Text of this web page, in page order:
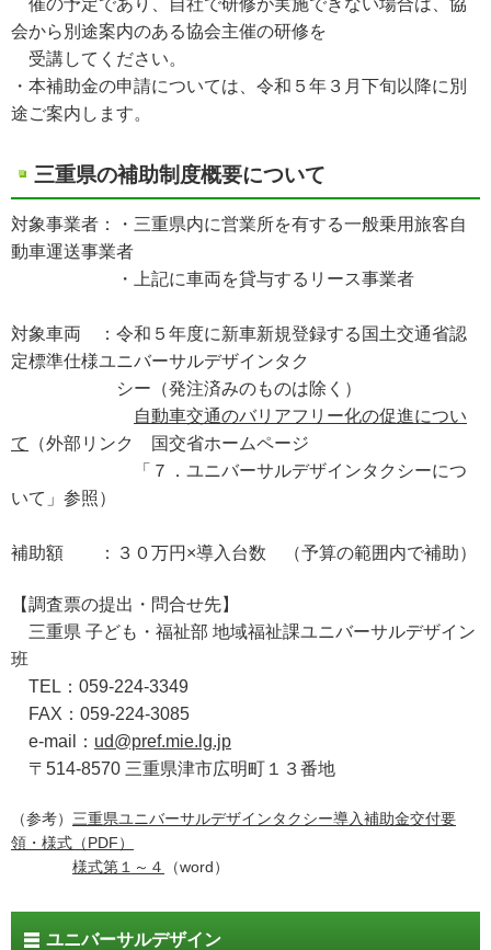
会から別途案内のある協会主催の研修を
受講してください。
・本補助金の申請については、令和５年３月下旬以降に別
途ご案内します。
三重県の補助制度概要について
対象事業者：・三重県内に営業所を有する一般乗用旅客自
動車運送事業者
・上記に車両を貸与するリース事業者
対象車両 ：令和５年度に新車新規登録する国土交通省認
定標準仕様ユニバーサルデザインタク
シー（発注済みのものは除く）
自動車交通のバリアフリー化の促進につい
て
（外部リンク 国交省ホームページ
「７．ユニバーサルデザインタクシーにつ
いて」参照）
補助額 ：３０万円×導入台数 （予算の範囲内で補助）
【調査票の提出・問合せ先】
三重県 子ども・福祉部 地域福祉課ユニバーサルデザイン
班
TEL：059-224-3349
FAX：059-224-3085
e-mail： ud@pref.mie.lg.jp
〒514-8570 三重県津市広明町１３番地
（参考） 三重県ユニバーサルデザインタクシー導入補助金交付要
領・様式（PDF）
様式第１～４
（word）
ユニバーサルデザイン